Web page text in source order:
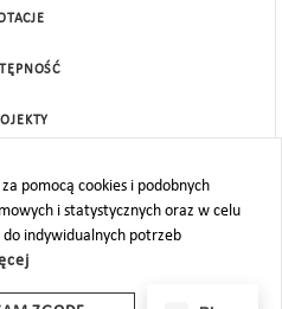
pomocą cookies i podobnych
i statystycznych oraz w celu
indywidualnych potrzeb
STRONY